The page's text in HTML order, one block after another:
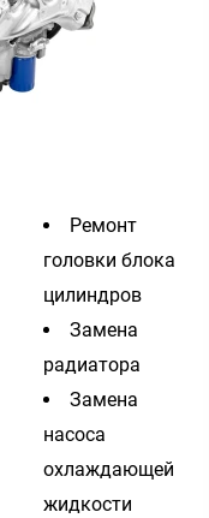
Ремонт
головки блока
цилиндров
Замена
радиатора
Замена
насоса
охлаждающей
жидкости